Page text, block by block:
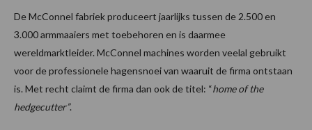
De McConnel fabriek produceert jaarlijks tussen de 2.500 en
3.000 armmaaiers met toebehoren en is daarmee
wereldmarktleider. McConnel machines worden veelal gebruikt
voor de professionele hagensnoei van waaruit de firma ontstaan
is. Met recht claimt de firma dan ook de titel: “home of the
hedgecutter”.